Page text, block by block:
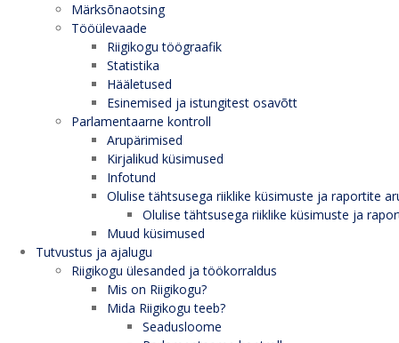
Märksõnaotsing
Tööülevaade
Riigikogu töögraafik
Statistika
Hääletused
Esinemised ja istungitest osavõtt
Parlamentaarne kontroll
Arupärimised
Kirjalikud küsimused
Infotund
Olulise tähtsusega riiklike küsimuste ja raportite
Olulise tähtsusega riiklike küsimuste ja
Muud küsimused
Tutvustus ja ajalugu
Riigikogu ülesanded ja töökorraldus
Mis on Riigikogu?
Mida Riigikogu teeb?
Seadusloome